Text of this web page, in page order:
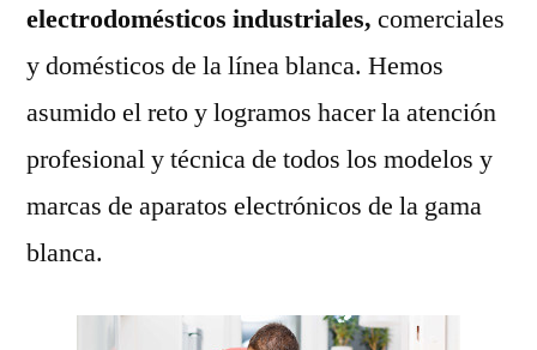
electrodomésticos industriales, comerciales
y domésticos de la línea blanca. Hemos
asumido el reto y logramos hacer la atención
profesional y técnica de todos los modelos y
marcas de aparatos electrónicos de la gama
blanca.